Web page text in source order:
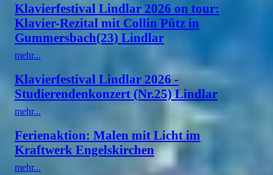
Klavierfestival Lindlar 2026 on tour:
Klavier-Rezital mit Collin Pütz in
Gummersbach(23) Lindlar
mehr...
Klavierfestival Lindlar 2026 -
Studierendenkonzert (Nr.25) Lindlar
mehr...
Ferienaktion: Malen mit Licht im
Kraftwerk Engelskirchen
mehr...